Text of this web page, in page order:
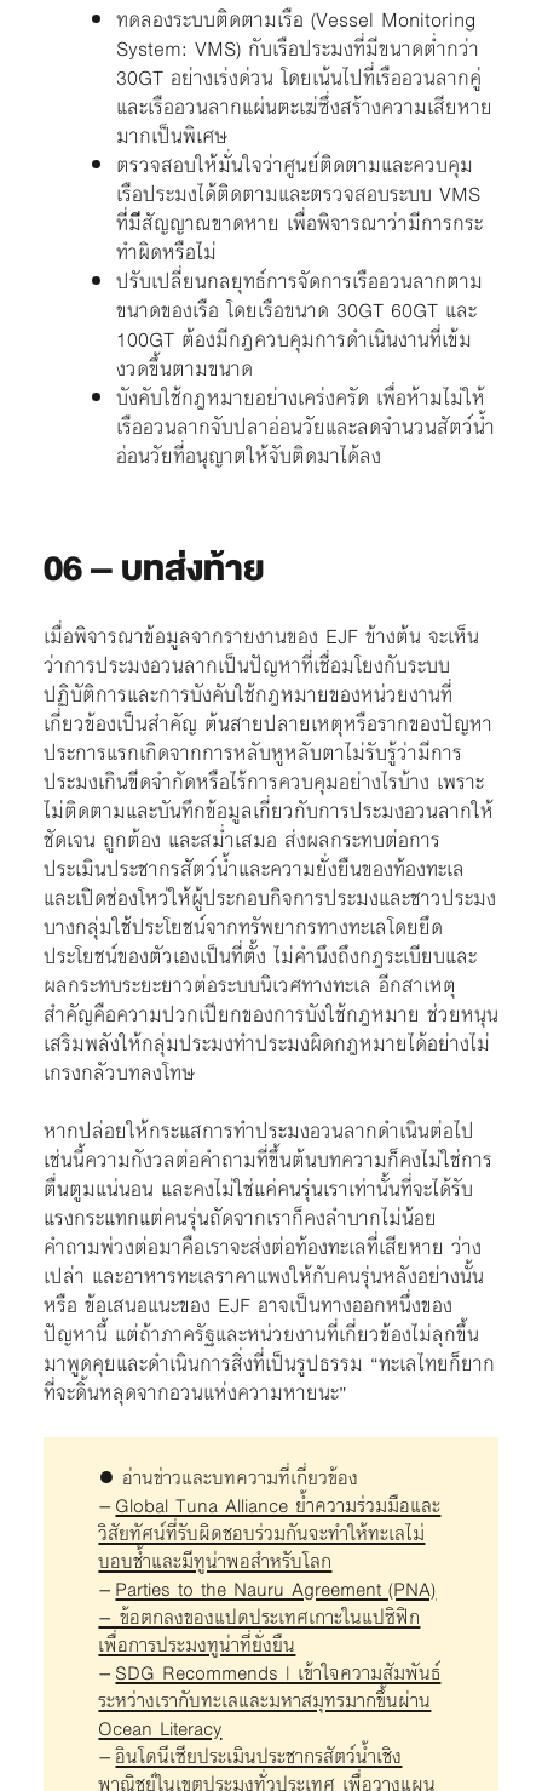
ทดลองระบบติดตามเรือ (Vessel Monitoring
System: VMS) กับเรือประมงที่มีขนาดต่ำกว่า
30GT อย่างเร่งด่วน โดยเน้นไปที่เรืออวนลากคู่
และเรืออวนลากแผ่นตะเฆ่ซึ่งสร้างความเสียหาย
มากเป็นพิเศษ
ตรวจสอบให้มั่นใจว่าศูนย์ติดตามและควบคุม
เรือประมงได้ติดตามและตรวจสอบระบบ VMS
ที่่มีีสัญญาณขาดหาย เพื่อพิจารณาว่ามีการกระ
ทำผิดหรือไม่
ปรับเปลี่ยนกลยุทธ์การจัดการเรืออวนลากตาม
ขนาดของเรือ โดยเรือขนาด 30GT 60GT และ
100GT ต้องมีกฎควบคุมการดำเนินงานที่เข้ม
งวดขึ้นตามขนาด
บังคับใช้กฎหมายอย่างเคร่งครัด เพื่อห้ามไม่ให้
เรืออวนลากจับปลาอ่อนวัยและลดจำนวนสัตว์น้ำ
อ่อนวัยที่อนุญาตให้จับติดมาได้ลง
06 – บทส่งท้าย
เมื่อพิจารณาข้อมูลจากรายงานของ EJF ข้างต้น จะเห็น
ว่าการประมงอวนลากเป็นปัญหาที่เชื่อมโยงกับระบบ
ปฏิบัติการและการบังคับใช้กฎหมายของหน่วยงานที่
เกี่ยวข้องเป็นสำคัญ ต้นสายปลายเหตุหรือรากของปัญหา
ประการแรกเกิดจากการหลับหูหลับตาไม่รับรู้ว่ามีการ
ประมงเกินขีดจำกัดหรือไร้การควบคุมอย่างไรบ้าง เพราะ
ไม่ติดตามและบันทึกข้อมูลเกี่ยวกับการประมงอวนลากให้
ชัดเจน ถูกต้อง และสม่ำเสมอ ส่งผลกระทบต่อการ
ประเมินประชากรสัตว์น้ำและความยั่งยืนของท้องทะเล
และเปิดช่องโหว่ให้ผู้ประกอบกิจการประมงและชาวประมง
บางกลุ่มใช้ประโยชน์จากทรัพยากรทางทะเลโดยยึด
ประโยชน์ของตัวเองเป็นที่ตั้ง ไม่คำนึงถึงกฎระเบียบและ
ผลกระทบระยะยาวต่อระบบนิเวศทางทะเล อีกสาเหตุ
สำคัญคือความปวกเปียกของการบังใช้กฎหมาย ช่วยหนุน
เสริมพลังให้กลุ่มประมงทำประมงผิดกฎหมายได้อย่างไม่
เกรงกลัวบทลงโทษ
หากปล่อยให้กระแสการทำประมงอวนลากดำเนินต่อไป
เช่นนี้ความกังวลต่อคำถามที่ขึ้นต้นบทความก็คงไม่ใช่การ
ตื่นตูมแน่นอน และคงไม่ใช่แค่คนรุ่นเราเท่านั้นที่จะได้รับ
แรงกระแทกแต่คนรุ่นถัดจากเราก็คงลำบากไม่น้อย
คำถามพ่วงต่อมาคือเราจะส่งต่อท้องทะเลที่เสียหาย ว่าง
เปล่า และอาหารทะเลราคาแพงให้กับคนรุ่นหลังอย่างนั้น
หรือ ข้อเสนอแนะของ EJF อาจเป็นทางออกหนึ่งของ
ปัญหานี้ แต่ถ้าภาครัฐและหน่วยงานที่เกี่ยวข้องไม่ลุกขึ้น
มาพูดคุยและดำเนินการสิ่งที่เป็นรูปธรรม “ทะเลไทยก็ยาก
ที่จะดิ้นหลุดจากอวนแห่งความหายนะ”
● อ่านข่าวและบทความที่เกี่ยวข้อง
–Global Tuna Alliance ย้ำความร่วมมือและ
วิสัยทัศน์ที่รับผิดชอบร่วมกันจะทำให้ทะเลไม่
บอบช้ำและมีทูน่าพอสำหรับโลก
–Parties to the Nauru Agreement (PNA)
– ข้อตกลงของแปดประเทศเกาะในแปซิฟิก
เพื่อการประมงทูน่าที่ยั่งยืน
–SDG Recommends | เข้าใจความสัมพันธ์
ระหว่างเรากับทะเลและมหาสมุทรมากขึ้นผ่าน
Ocean Literacy
–อินโดนีเซียประเมินประชากรสัตว์น้ำเชิง